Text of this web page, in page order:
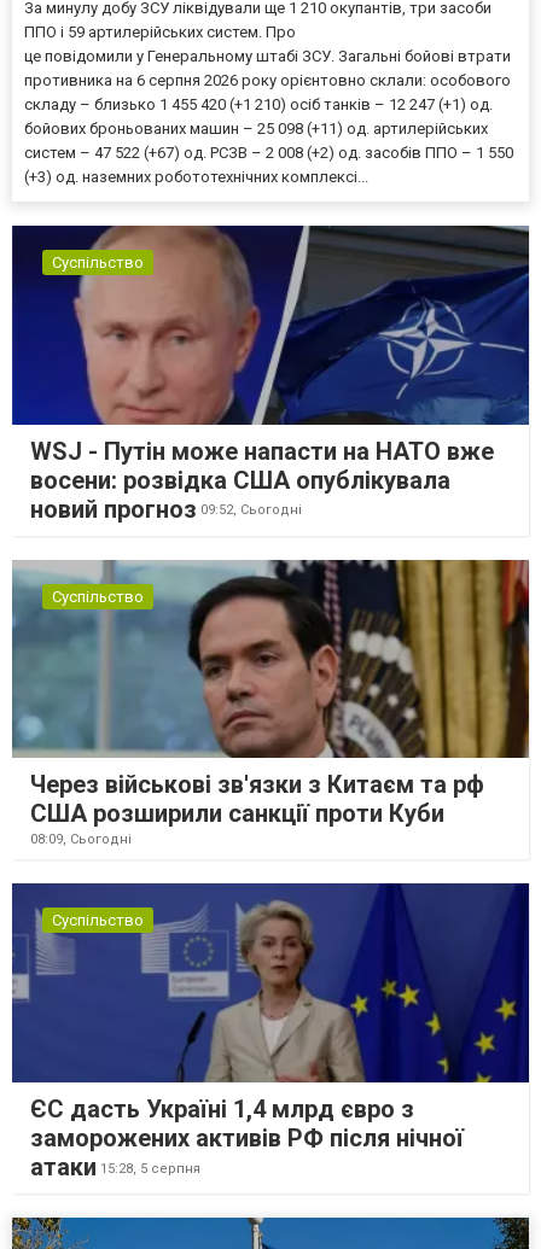
За минулу добу ЗСУ ліквідували ще 1 210 окупантів, три засоби
ППО і 59 артилерійських систем. Про
це повідомили у Генеральному штабі ЗСУ. Загальні бойові втрати
противника на 6 серпня 2026 року орієнтовно склали: особового
складу – близько 1 455 420 (+1 210) осіб танків – 12 247 (+1) од.
бойових броньованих машин – 25 098 (+11) од. артилерійських
систем – 47 522 (+67) од. РСЗВ – 2 008 (+2) од. засобів ППО – 1 550
(+3) од. наземних робототехнічних комплексі...
Суспільство
WSJ - Путін може напасти на НАТО вже
восени: розвідка США опублікувала
новий прогноз 09:52, Сьогодні
Суспільство
Через військові зв'язки з Китаєм та рф
США розширили санкції проти Куби
08:09, Сьогодні
Суспільство
ЄС дасть Україні 1,4 млрд євро з
заморожених активів РФ після нічної
атаки 15:28, 5 серпня